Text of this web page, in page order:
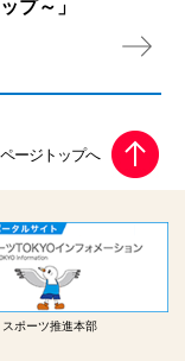
プ～」
スポーツ推進本部